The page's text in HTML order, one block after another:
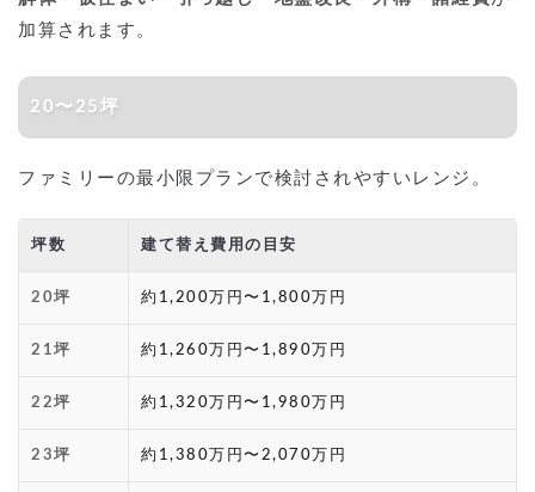
加算されます。
20〜25坪
ファミリーの最小限プランで検討されやすいレンジ。
坪数 建て替え費用の目安
20坪 約1,200万円〜1,800万円
21坪 約1,260万円〜1,890万円
22坪 約1,320万円〜1,980万円
23坪 約1,380万円〜2,070万円